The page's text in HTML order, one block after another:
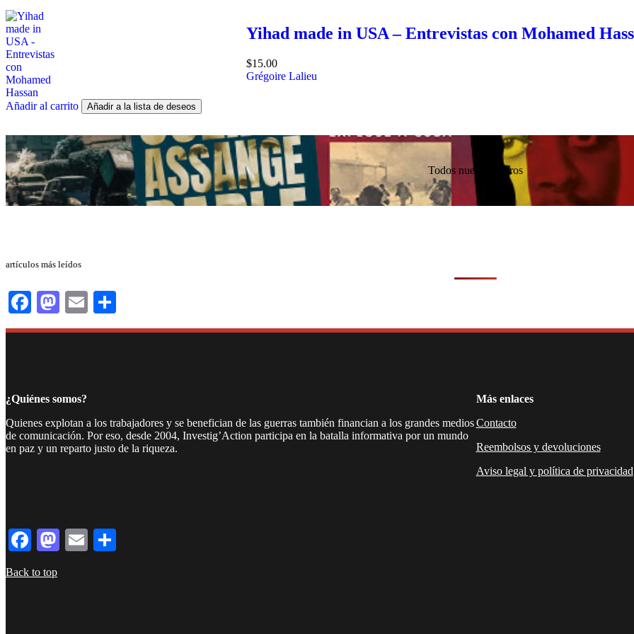
Añadir al carrito Añadir a la lista de deseos
Yihad made in USA – Entrevistas con Mohamed
$15.00
Grégoire Lalieu
Todos nuestros libros
artículos más leídos
Facebook
Mastodon
Email
¿Quiénes somos?
Quienes explotan a los trabajadores y se benefician de las guerras también financian a los grandes medios
de comunicación. Por eso, desde 2004, Investig’Action participa en la batalla informativa por un mundo
en paz y un reparto justo de la riqueza.
Más enlaces
Contacto
Reembolsos y devoluciones
Aviso legal y política de privacidad
Facebook
Mastodon
Email
Back to top